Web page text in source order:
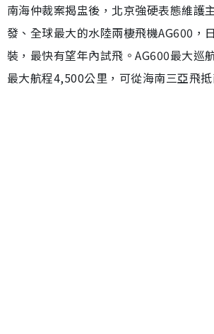
南海仲裁案揭盅後，北京強硬表態維護
發、全球最大的水陸兩棲飛機AG600，
裝，最快有望年內試飛。AG600最大巡
最大航程4,500公里，可從海南三亞飛抵